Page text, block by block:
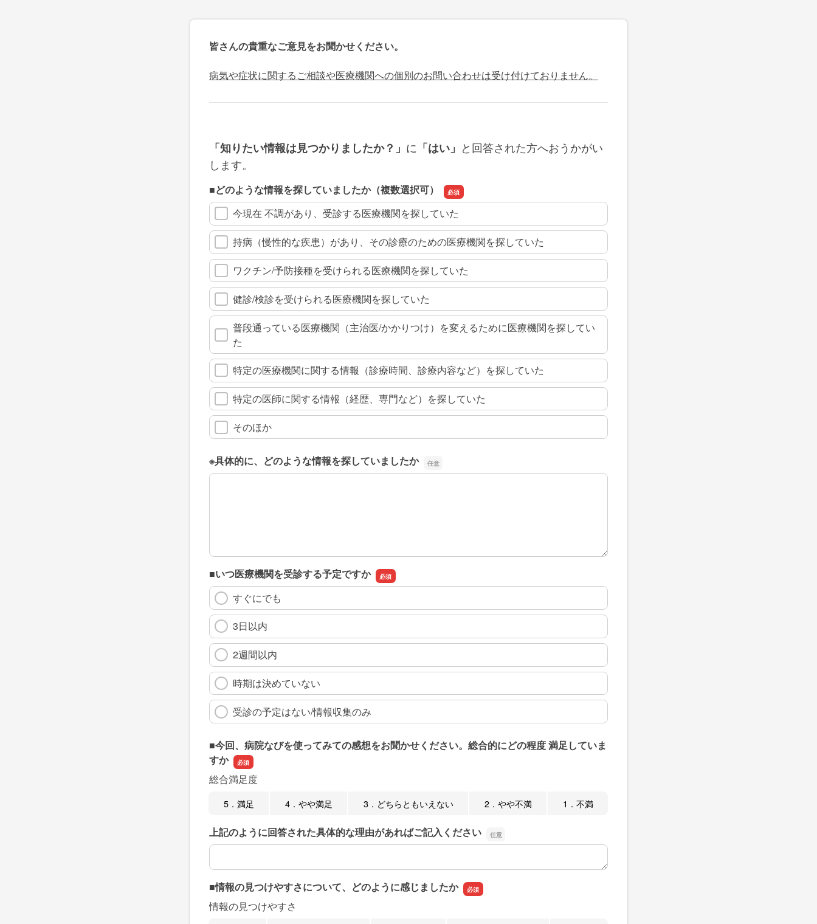
皆さんの貴重なご意見をお聞かせください。
病気や症状に関するご相談や医療機関への個別のお問い合わせは受け付けておりません。
「知りたい情報は見つかりましたか？」 に 「はい」 と回答された方へおうかがい
します。
■どのような情報を探していましたか（複数選択可）
今現在 不調があり、受診する医療機関を探していた
持病（慢性的な疾患）があり、その診療のための医療機関を探していた
ワクチン/予防接種を受けられる医療機関を探していた
健診/検診を受けられる医療機関を探していた
普段通っている医療機関（主治医/かかりつけ）を変えるために医療機関を探してい
た
特定の医療機関に関する情報（診療時間、診療内容など）を探していた
特定の医師に関する情報（経歴、専門など）を探していた
そのほか
※具体的に、どのような情報を探していましたか
※具体的に、どのような情報を探していましたか
■いつ医療機関を受診する予定ですか
すぐにでも
3日以内
2週間以内
時期は決めていない
受診の予定はない/情報収集のみ
■今回、病院なびを使ってみての感想をお聞かせください。総合的にどの程度 満足していま
すか
総合満足度
5．満足 4．やや満足 3．どちらともいえない 2．やや不満 1．不満
上記のように回答された具体的な理由があればご記入ください
上記のように回答された具体的な理由があればご記入ください
■情報の見つけやすさについて、どのように感じましたか
情報の見つけやすさ